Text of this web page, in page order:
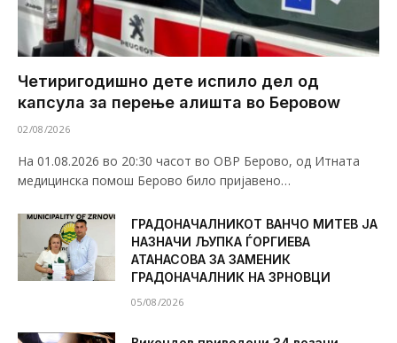
Четиригодишно дете испило дел од
капсула за перење алишта во Беровоw
02/08/2026
На 01.08.2026 во 20:30 часот во ОВР Берово, од Итната
медицинска помош Берово било пријавено…
ГРАДОНАЧАЛНИКОТ ВАНЧО МИТЕВ ЈА
НАЗНАЧИ ЉУПКА ЃОРГИЕВА
АТАНАСОВА ЗА ЗАМЕНИК
ГРАДОНАЧАЛНИК НА ЗРНОВЦИ
05/08/2026